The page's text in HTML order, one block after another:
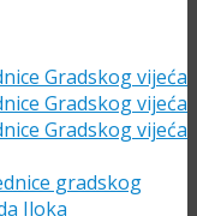
Gradskog vijeća
Gradskog vijeća
Gradskog vijeća
gradskog
Iloka